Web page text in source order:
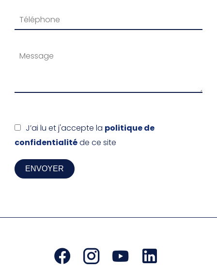
J’ai lu et j'accepte la politique de
confidentialitéde ce site
ENVOYER